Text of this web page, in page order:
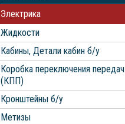
Электрика
Жидкости
Кабины, Детали кабин б/у
Коробка переключения передач
(КПП)
Кронштейны б/у
Метизы